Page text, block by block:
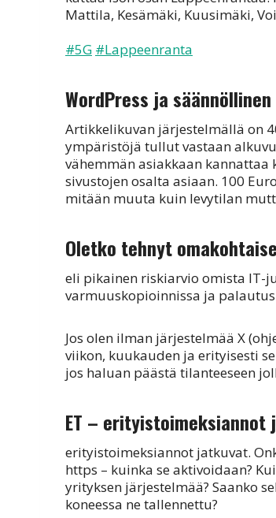
Mattila, Kesämäki, Kuusimäki,
#5G #Lappeenranta
WordPress ja
Artikkelikuvan järjestelmällä on
ympäristöjä tullut vastaan
vähemmän asiakkaan kannattaa
sivustojen osalta asiaan. 100
mitään muuta kuin levytilan
Oletko tehnyt
eli pikainen riskiarvio omista IT-
varmuuskopioinnissa ja
Jos olen ilman järjestelmää X
viikon, kuukauden ja erityisesti
jos haluan päästä tilanteeseen
ET – erityistoimeksiannot
erityistoimeksiannot jatkuvat.
https – kuinka se aktivoidaan?
yrityksen järjestelmää? Saanko
koneessa ne tallennettu?